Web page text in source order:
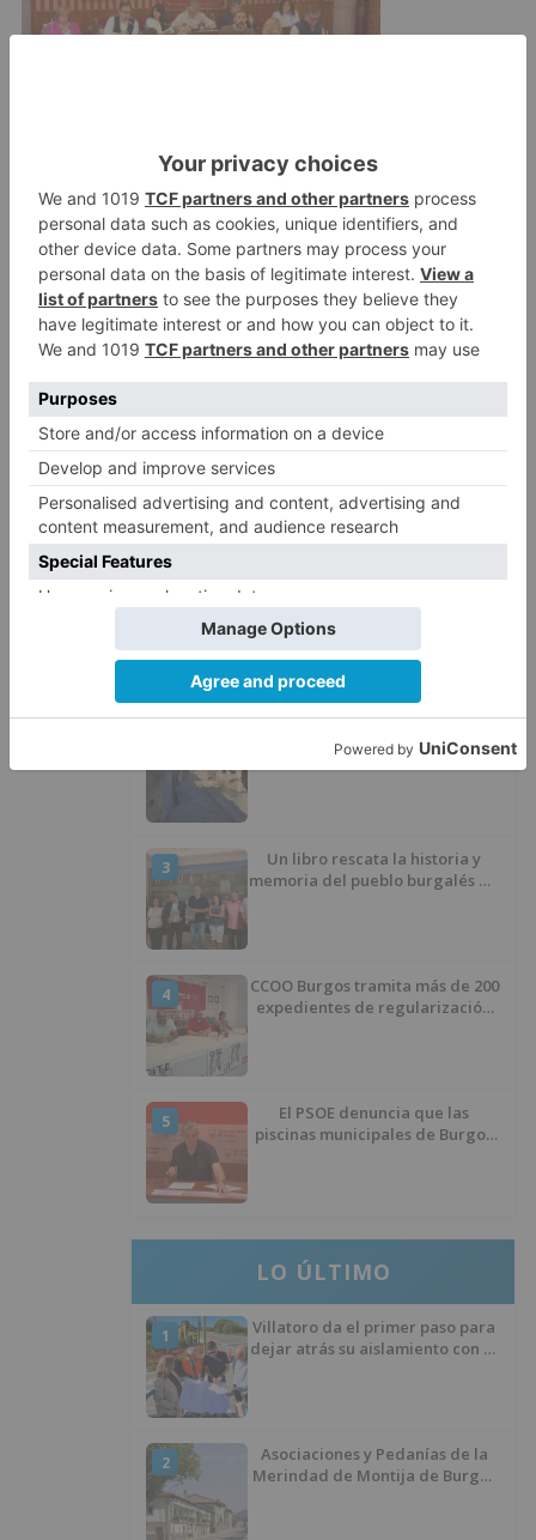
Toda la información, con las fechas, el número
de plazas disponibles, el lugar de celebración, se
encuentra en la página web y se puede solicitar
en el correo electrónico
voluntariadoambiental@patrimonionatural.org
personas voluntariado
ambiental
castilla
león
LO + VISTO
1
Barrio (PSOE) denuncia que la
apertura del Castillo responde a
“una foto” y no a la culminación
del proyecto
Burgos a punto de culminar su
proceso de realojo
3
Un libro rescata la historia y
memoria del pueblo burgalés de
4
CCOO Burgos tramita más de 200
expedientes de regularización
5
El PSOE denuncia que las
piscinas municipales de Burgos
LO ÚLTIMO
1
Villatoro da el primer paso para
dejar atrás su aislamiento con el
2
Asociaciones y Pedanías de la
Merindad de Montija de Burgos